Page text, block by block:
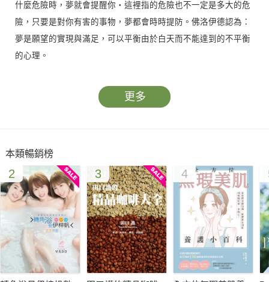
什麼危險時，夢就會提醒你‧這裡指的危險也不一定是多大的危
險，只要是對你有害的事物，夢都會時時提防。佛洛伊德認為：
夢是願望的實現與滿足，可以平衡由於白天而不能達到的不平衡
的心理。
更多
本類暢銷榜
2 3 4